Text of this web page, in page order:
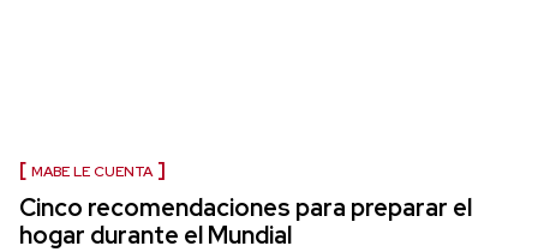
MABE LE CUENTA
Cinco recomendaciones para preparar el
hogar durante el Mundial